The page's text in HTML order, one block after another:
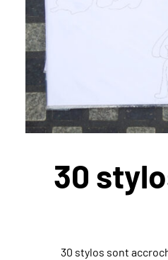
30
30 stylos sont